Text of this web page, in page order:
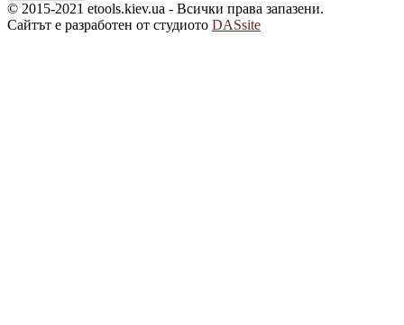
© 2015-2021 etools.kiev.ua - Всички права запазени.
Сайтът е разработен от студиото DASsite